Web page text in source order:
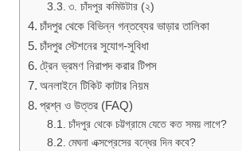
৩. চাঁদপুর কমিউটার (২)
চাঁদপুর থেকে বিভিন্ন গন্তব্যের ভাড়ার তালিকা
চাঁদপুর স্টেশনের সুযোগ-সুবিধা
ট্রেন ভ্রমণ নিরাপদ করার টিপস
অনলাইনে টিকিট কাটার নিয়ম
প্রশ্ন ও উত্তর (FAQ)
চাঁদপুর থেকে চট্টগ্রামে যেতে কত সময় লাগে?
মেঘনা এক্সপ্রেসের বন্ধের দিন কবে?